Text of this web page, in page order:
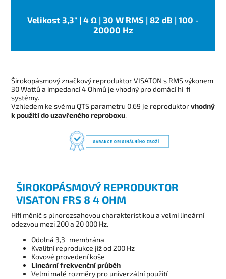
Velikost 3,3" | 4 Ω | 30 W RMS | 82 dB | 100 -
20000 Hz
Širokopásmový značkový reproduktor VISATON s RMS výkonem
30 Wattů a impedancí 4 Ohmů je vhodný pro domácí hi-fi
systémy.
Vzhledem ke svému QTS parametru 0,69 je reproduktorvhodný
k použití do uzavřeného reproboxu.
ŠIROKOPÁSMOVÝ REPRODUKTOR
VISATON FRS 8 4 OHM
Hifi měnič s plnorozsahovou charakteristikou a velmi lineární
odezvou mezi 200 a 20 000 Hz.
Odolná 3,3" membrána
Kvalitní reprodukce již od 200 Hz
Kovové provedení koše
Lineární frekvenční průběh
Velmi malé rozměry pro univerzální použití